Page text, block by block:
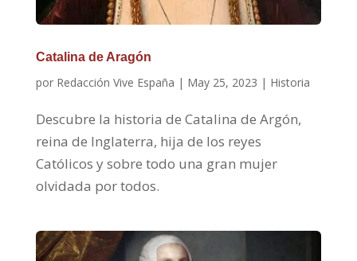
Catalina de Aragón
por Redacción Vive España | May 25, 2023 | Historia
Descubre la historia de Catalina de Argón,
reina de Inglaterra, hija de los reyes
Católicos y sobre todo una gran mujer
olvidada por todos.